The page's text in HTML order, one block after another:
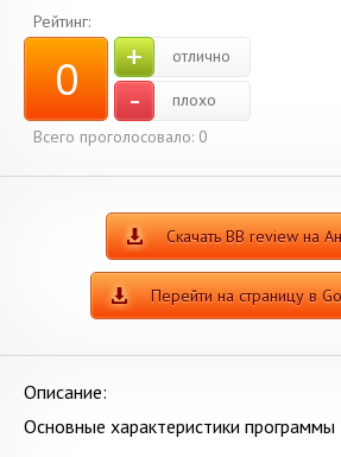
Рейтинг:
0 + отлично
-
плохо
Всего проголосовало: 0
Скачать BB review на
Перейти на страницу в
Описание:
Основные характеристики программы